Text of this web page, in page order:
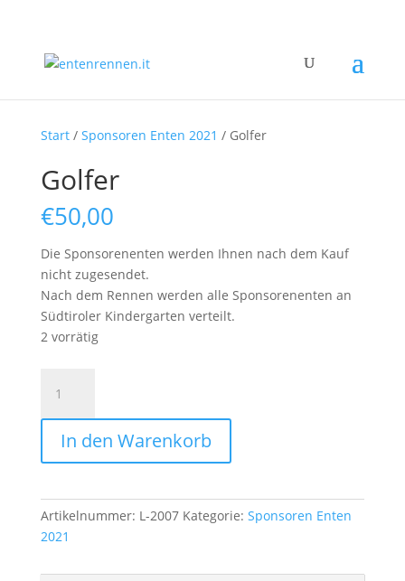
Start/ Sponsoren Enten 2021 / Golfer
Golfer
€50,00
Die Sponsorenenten werden Ihnen nach dem Kauf
nicht zugesendet.
Nach dem Rennen werden alle Sponsorenenten an
Südtiroler Kindergarten verteilt.
2 vorrätig
Menge
In den Warenkorb
Artikelnummer: L-2007 Kategorie: Sponsoren Enten
2021